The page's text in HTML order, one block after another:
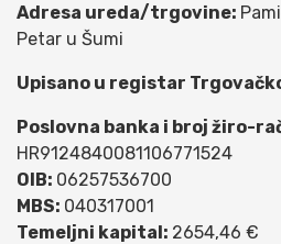
Adresa ureda/trgovine:
Petar u Šumi
Upisano u registar
Poslovna banka i broj žiro-
HR9124840081106771524
OIB: 06257536700
MBS: 040317001
Temeljni kapital: 2654,46 €